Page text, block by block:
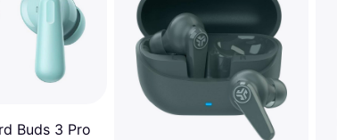
Buds 3 Pro